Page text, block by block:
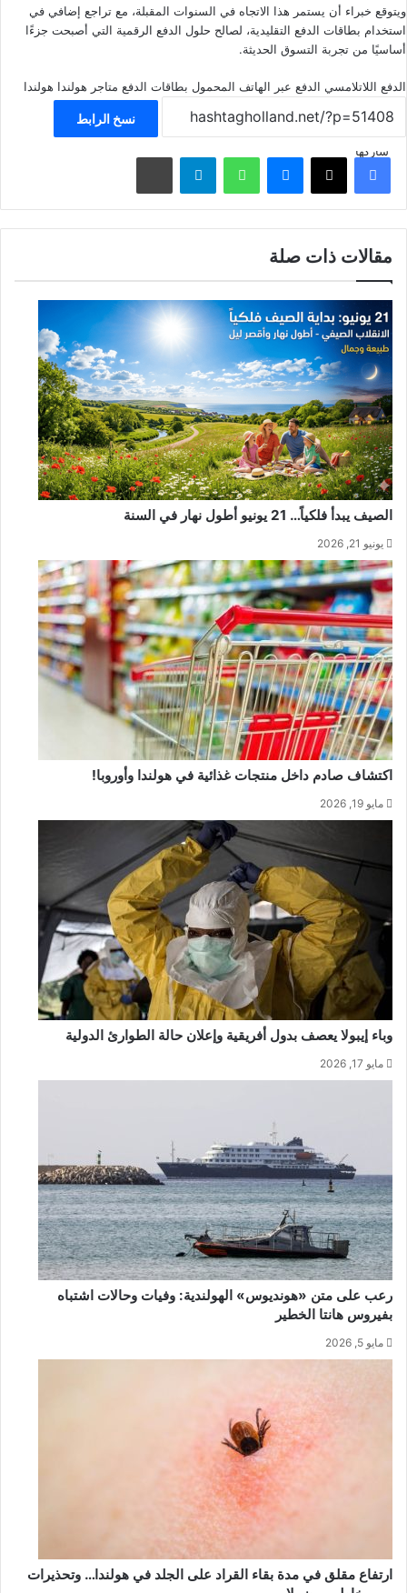
ويتوقع خبراء أن يستمر هذا الاتجاه في السنوات المقبلة، مع تراجع إضافي في
استخدام بطاقات الدفع التقليدية، لصالح حلول الدفع الرقمية التي أصبحت جزءًا
أساسيًا من تجربة التسوق الحديثة.
الدفع اللاتلامسي الدفع عبر الهاتف المحمول بطاقات الدفع متاجر هولندا هولندا
نسخ الرابط
شاركهافيسبوك ‫X ماسنجر واتساب تيلقرام مشاركة عبر البريد
مقالات ذات صلة
الصيف يبدأ فلكياً… 21 يونيو أطول نهار في السنة
يونيو 21, 2026
اكتشاف صادم داخل منتجات غذائية في هولندا وأوروبا!
مايو 19, 2026
وباء إيبولا يعصف بدول أفريقية وإعلان حالة الطوارئ الدولية
مايو 17, 2026
رعب على متن «هونديوس» الهولندية: وفيات وحالات اشتباه
بفيروس هانتا الخطير
مايو 5, 2026
ارتفاع مقلق في مدة بقاء القراد على الجلد في هولندا… وتحذيرات